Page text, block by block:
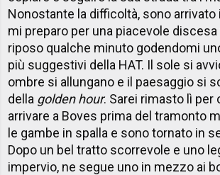
Nonostante la difficoltà, sono arrivato
mi preparo per una piacevole
riposo qualche minuto godendomi
più suggestivi della HAT. Il sole si
ombre si allungano e il paesaggio si
della golden hour. Sarei rimasto lì per
arrivare a Boves prima del tramonto
le gambe in spalla e sono tornato in
Dopo un bel tratto scorrevole e uno
impervio, ne segue uno in mezzo ai